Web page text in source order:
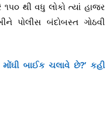
૧૫૦ થી વધુ લોકો ત્યાં હાજર
પોલીસ બંદોબસ્ત ગોઠવી
બાઈક ચલાવે છે?’ કહી